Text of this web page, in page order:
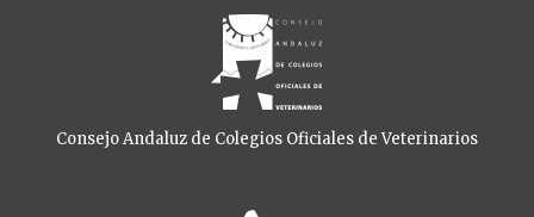
Consejo Andaluz de Colegios Oficiales de Veterinarios